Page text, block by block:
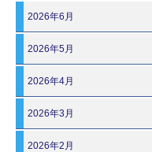
2026年6月
2026年5月
2026年4月
2026年3月
2026年2月